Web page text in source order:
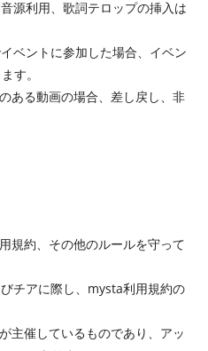
源利用、歌詞テロップの挿入は
ベントに参加した場合、イベン
す。
ある動画の場合、差し戻し、非
規約、その他のルールを守って
チアに際し、mysta利用規約の
主催しているものであり、アッ